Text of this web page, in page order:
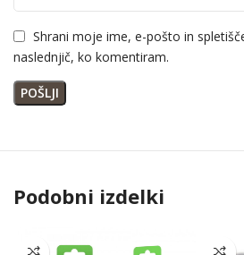
Shrani moje ime, e-pošto in
naslednjič, ko komentiram.
Podobni izdelki